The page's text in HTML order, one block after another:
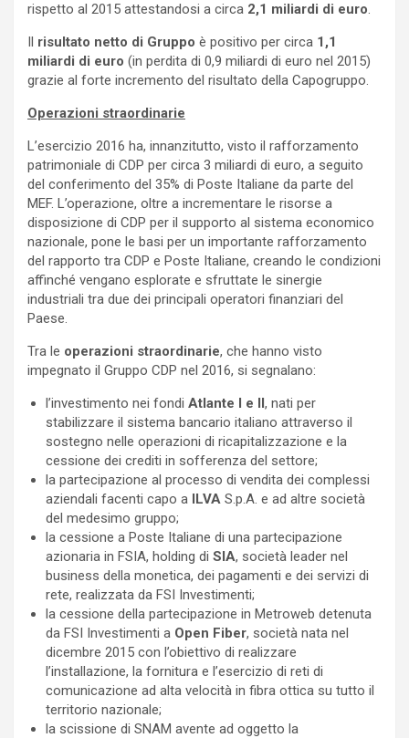
rispetto al 2015 attestandosi a circa 2,1 miliardi di euro.
Il risultato netto di Gruppo è positivo per circa 1,1
miliardi di euro (in perdita di 0,9 miliardi di euro nel 2015)
grazie al forte incremento del risultato della Capogruppo.
Operazioni straordinarie
L’esercizio 2016 ha, innanzitutto, visto il rafforzamento
patrimoniale di CDP per circa 3 miliardi di euro, a seguito
del conferimento del 35% di Poste Italiane da parte del
MEF. L’operazione, oltre a incrementare le risorse a
disposizione di CDP per il supporto al sistema economico
nazionale, pone le basi per un importante rafforzamento
del rapporto tra CDP e Poste Italiane, creando le condizioni
affinché vengano esplorate e sfruttate le sinergie
industriali tra due dei principali operatori finanziari del
Paese.
Tra le operazioni straordinarie, che hanno visto
impegnato il Gruppo CDP nel 2016, si segnalano:
l’investimento nei fondi Atlante I e II, nati per
stabilizzare il sistema bancario italiano attraverso il
sostegno nelle operazioni di ricapitalizzazione e la
cessione dei crediti in sofferenza del settore;
la partecipazione al processo di vendita dei complessi
aziendali facenti capo a ILVA S.p.A. e ad altre società
del medesimo gruppo;
la cessione a Poste Italiane di una partecipazione
azionaria in FSIA, holding di SIA, società leader nel
business della monetica, dei pagamenti e dei servizi di
rete, realizzata da FSI Investimenti;
la cessione della partecipazione in Metroweb detenuta
da FSI Investimenti a Open Fiber, società nata nel
dicembre 2015 con l’obiettivo di realizzare
l’installazione, la fornitura e l’esercizio di reti di
comunicazione ad alta velocità in fibra ottica su tutto il
territorio nazionale;
la scissione di SNAM avente ad oggetto la